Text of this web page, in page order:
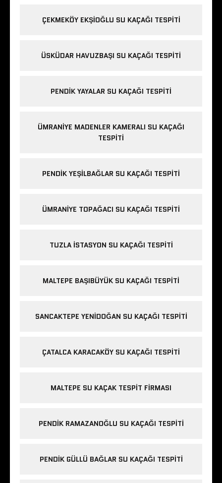
ÇEKMEKÖY EKŞIOĞLU SU KAÇAĞI TESPITI
ÜSKÜDAR HAVUZBAŞI SU KAÇAĞI TESPITI
PENDIK YAYALAR SU KAÇAĞI TESPITI
ÜMRANIYE MADENLER KAMERALI SU KAÇAĞI
TESPITI
PENDIK YEŞILBAĞLAR SU KAÇAĞI TESPITI
ÜMRANIYE TOPAĞACI SU KAÇAĞI TESPITI
TUZLA İSTASYON SU KAÇAĞI TESPITI
MALTEPE BAŞIBÜYÜK SU KAÇAĞI TESPITI
SANCAKTEPE YENIDOĞAN SU KAÇAĞI TESPITI
ÇATALCA KARACAKÖY SU KAÇAĞI TESPITI
MALTEPE SU KAÇAK TESPIT FIRMASI
PENDIK RAMAZANOĞLU SU KAÇAĞI TESPITI
PENDIK GÜLLÜ BAĞLAR SU KAÇAĞI TESPITI